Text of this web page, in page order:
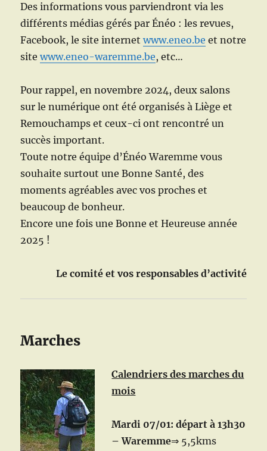
Des informations vous parviendront via les
différents médias gérés par Énéo : les revues,
Facebook, le site internetwww.eneo.be et notre
sitewww.eneo-waremme.be, etc…
Pour rappel, en novembre 2024, deux salons
sur le numérique ont été organisés à Liège et
Remouchamps et ceux-ci ont rencontré un
succès important.
Toute notre équipe d’Énéo Waremme vous
souhaite surtout une Bonne Santé, des
moments agréables avec vos proches et
beaucoup de bonheur.
Encore une fois une Bonne et Heureuse année
2025 !
Le comité et vos responsables d’activité
Marches
Calendriers des marches du
mois
Mardi 07/01: départ à 13h30
– Waremme⇒ 5,5kms